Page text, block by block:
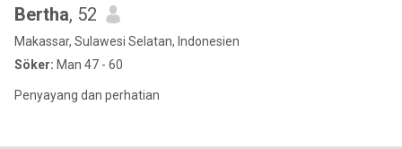
Bertha, 52
Makassar, Sulawesi Selatan, Indonesien
Söker: Man 47 - 60
Penyayang dan perhatian